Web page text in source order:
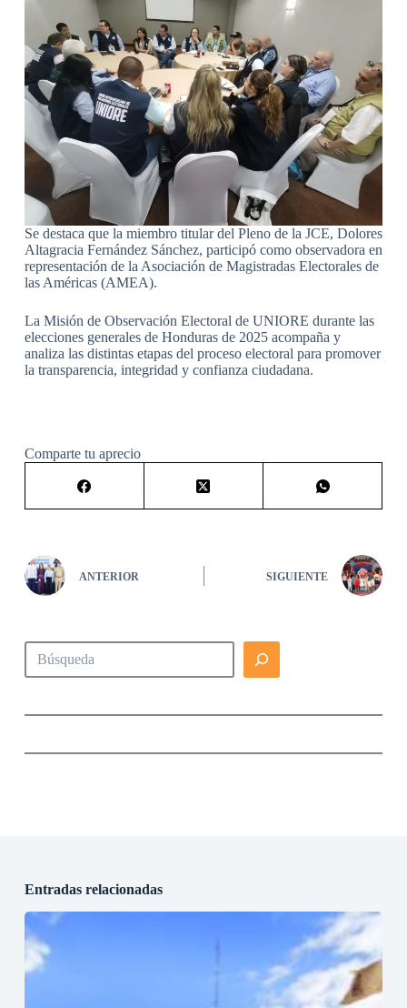
Se destaca que la miembro titular del Pleno de la JCE, Dolores
Altagracia Fernández Sánchez, participó como observadora en
representación de la Asociación de Magistradas Electorales de
las Américas (AMEA).
La Misión de Observación Electoral de UNIORE durante las
elecciones generales de Honduras de 2025 acompaña y
analiza las distintas etapas del proceso electoral para promover
la transparencia, integridad y confianza ciudadana.
Comparte tu aprecio
ANTERIOR SIGUIENTE
Buscar
Entradas relacionadas